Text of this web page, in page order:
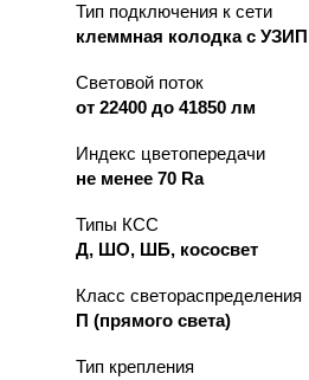
Тип подключения к сети
Световой поток
Индекс цветопередачи
Типы КСС
Класс светораспределения
Тип крепления
клеммная колодка с УЗИП
от 22400 до 41850 лм
не менее 70 Ra
Д, ШО, ШБ, кососвет
П (прямого света)